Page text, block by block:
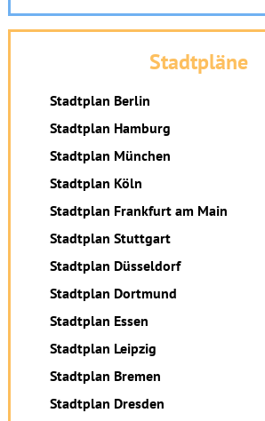
Stadtpläne
Stadtplan Berlin
Stadtplan Hamburg
Stadtplan München
Stadtplan Köln
Stadtplan Frankfurt am Main
Stadtplan Stuttgart
Stadtplan Düsseldorf
Stadtplan Dortmund
Stadtplan Essen
Stadtplan Leipzig
Stadtplan Bremen
Stadtplan Dresden